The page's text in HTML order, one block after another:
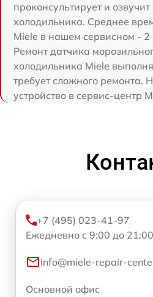
проконсультирует и озвучит
холодильника. Среднее
Miele в нашем сервисном - 2
Ремонт датчика
холодильника Miele
требует сложного ремонта.
устройство в сервис-центр
+7 (495) 023-41-97
Ежедневно с 9:00 до 21:00
info@miele-repair-
Основной офис